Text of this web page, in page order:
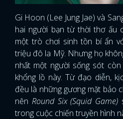
Gi Hoon (Lee Jung Jae) và
hai người bạn từ thời thơ ấu
một trò chơi sinh tồn bí ẩn
triệu đô la Mỹ. Nhưng họ
nhất một người sống sót
khổng lồ này. Từ đạo diễn,
đều là những gương mặt bảo
nên Round Six (Squid Game)
trong cuộc chiến truyền hình